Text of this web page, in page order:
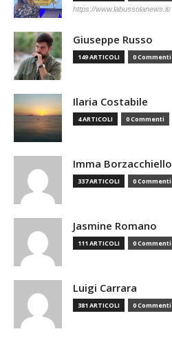
https://www.labussolanews.it/
Giuseppe Russo
149 ARTICOLI 0 Commenti
Ilaria Costabile
4 ARTICOLI 0 Commenti
Imma Borzacchiello
337 ARTICOLI 0 Commenti
Jasmine Romano
111 ARTICOLI 0 Commenti
Luigi Carrara
381 ARTICOLI 0 Commenti